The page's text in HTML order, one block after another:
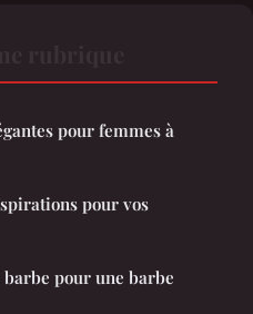
pour femmes à
pour vos
barbe pour une barbe